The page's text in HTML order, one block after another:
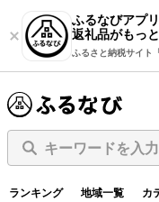
ふるなびアプ
返礼品がもっ
ふるさと納税サイト
キーワードを入力
ランキング 地域一覧 カ